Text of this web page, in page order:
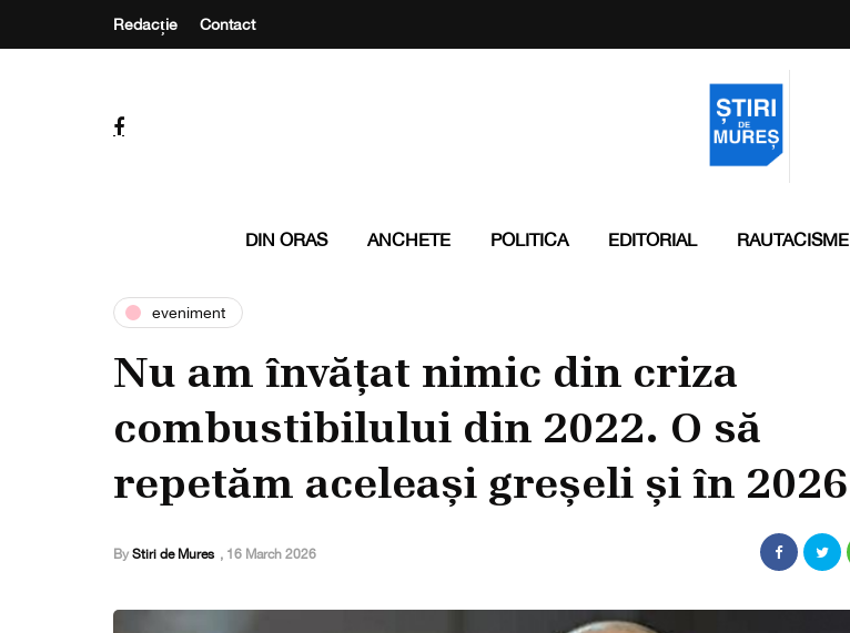
Redacție Contact
DIN ORAS ANCHETE POLITICA EDITORIAL RAUTACISME
eveniment
Nu am învățat nimic din criza
combustibilului din 2022. O să
repetăm aceleași greșeli și în 2026
By Stiri de Mures , 16 March 2026